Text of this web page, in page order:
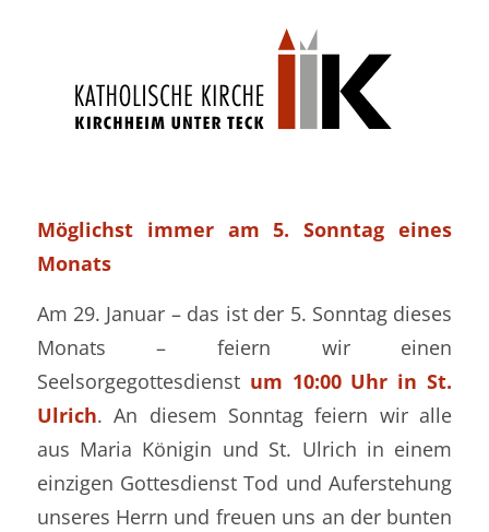
Möglichst immer am 5. Sonntag eines
Monats
Am 29. Januar – das ist der 5. Sonntag dieses
Monats – feiern wir einen
Seelsorgegottesdienst um 10:00 Uhr in St.
Ulrich. An diesem Sonntag feiern wir alle
aus Maria Königin und St. Ulrich in einem
einzigen Gottesdienst Tod und Auferstehung
unseres Herrn und freuen uns an der bunten